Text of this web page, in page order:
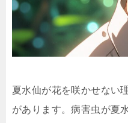
夏水仙が花を咲かせない
があります。病害虫が夏